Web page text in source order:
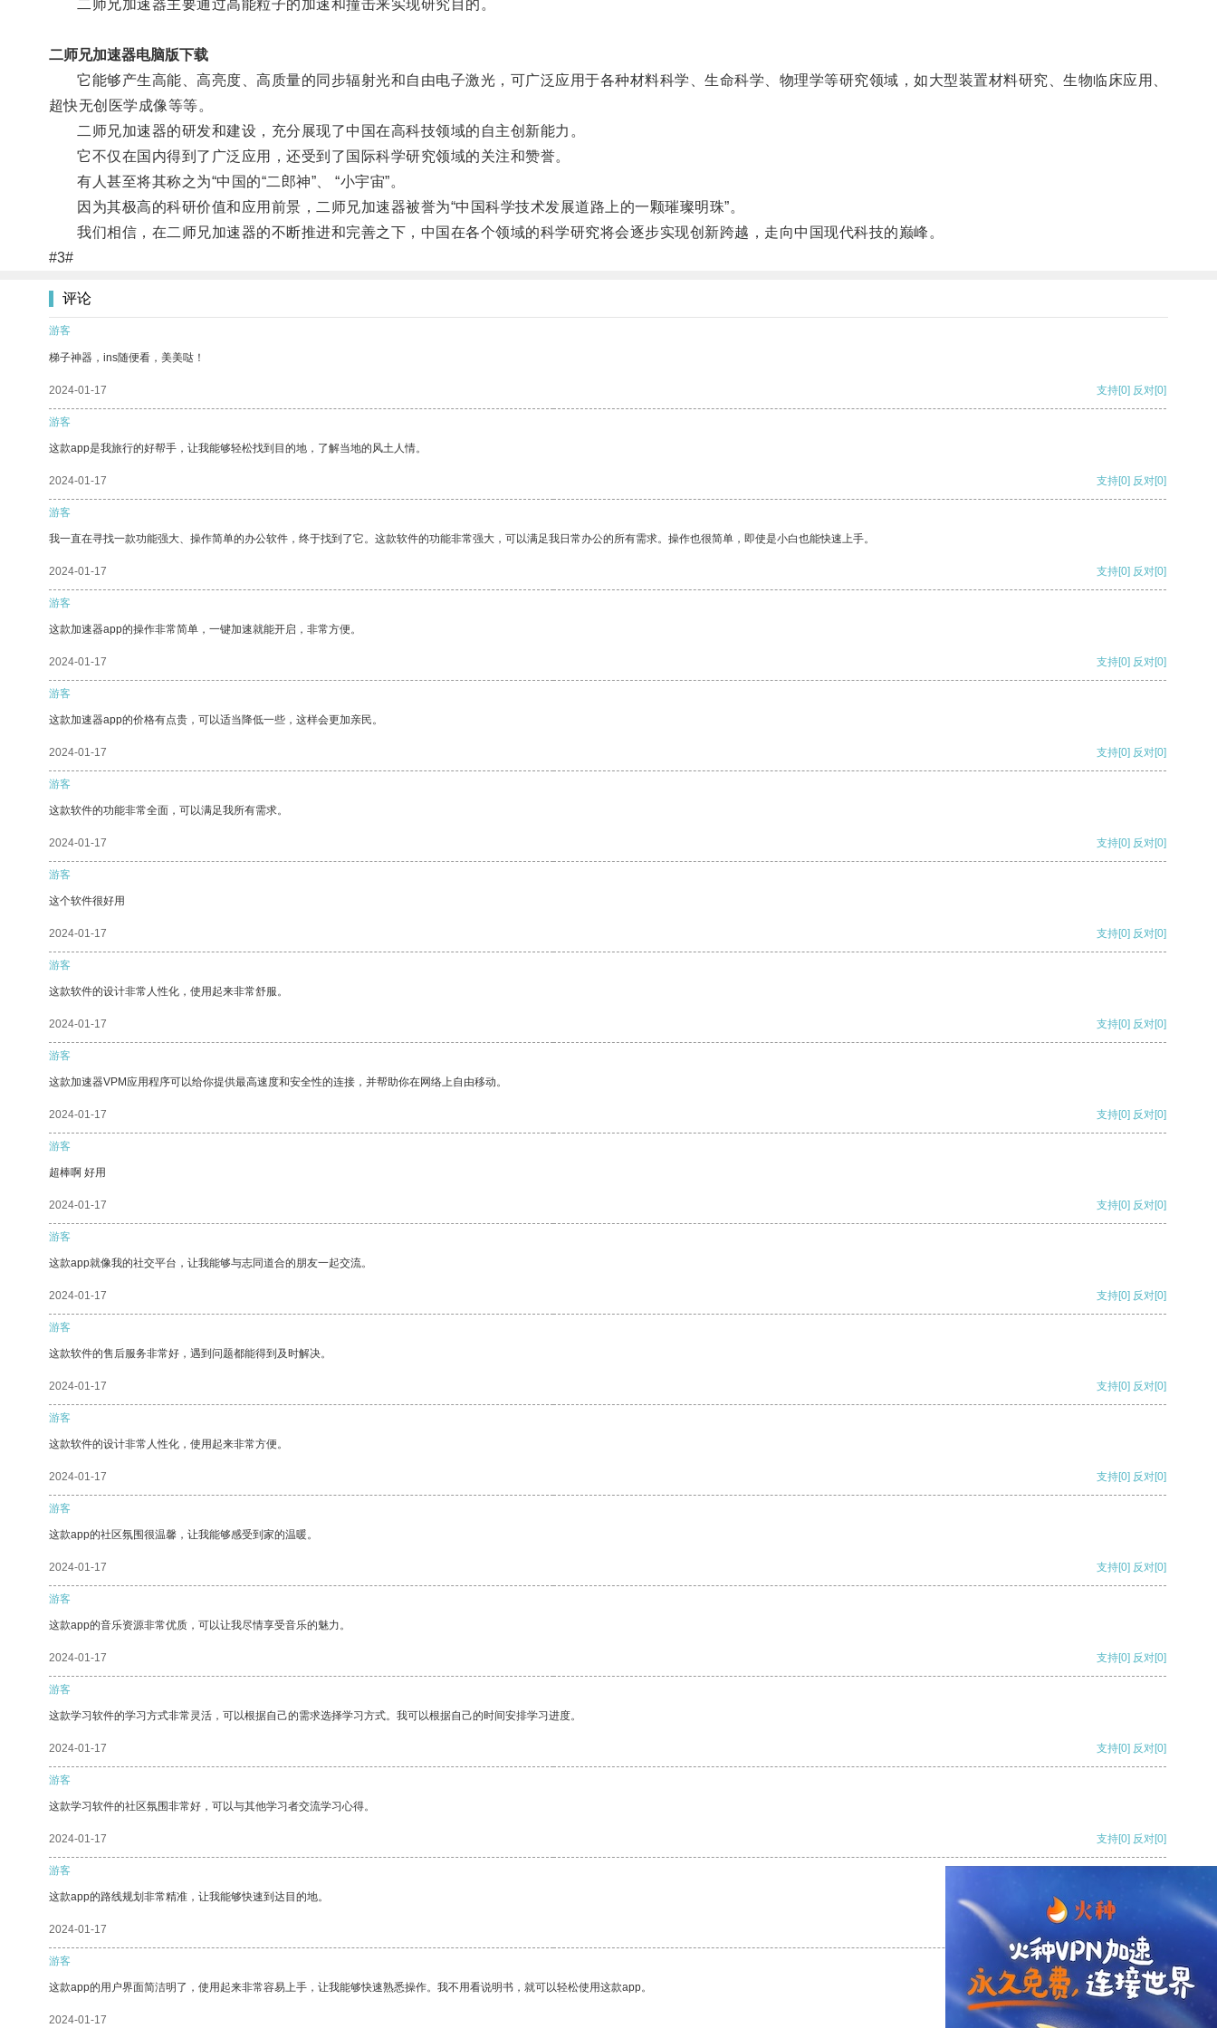
二师兄加速器主要通过高能粒子的加速和撞击来实现研究目的。
二师兄加速器电脑版下载
它能够产生高能、高亮度、高质量的同步辐射光和自由电子激光，可广泛应用于各种材料科学、生命科学、物理学等研究领域，如大型装置材料研究、生物临床应用、
超快无创医学成像等等。
二师兄加速器的研发和建设，充分展现了中国在高科技领域的自主创新能力。
它不仅在国内得到了广泛应用，还受到了国际科学研究领域的关注和赞誉。
有人甚至将其称之为“中国的“二郎神”、 “小宇宙”。
因为其极高的科研价值和应用前景，二师兄加速器被誉为“中国科学技术发展道路上的一颗璀璨明珠”。
我们相信，在二师兄加速器的不断推进和完善之下，中国在各个领域的科学研究将会逐步实现创新跨越，走向中国现代科技的巅峰。
#3#
评论
游客
梯子神器，ins随便看，美美哒！
2024-01-17 支持[0] 反对[0]
游客
这款app是我旅行的好帮手，让我能够轻松找到目的地，了解当地的风土人情。
2024-01-17 支持[0] 反对[0]
游客
我一直在寻找一款功能强大、操作简单的办公软件，终于找到了它。这款软件的功能非常强大，可以满足我日常办公的所有需求。操作也很简单，即使是小白也能快速上手。
2024-01-17 支持[0] 反对[0]
游客
这款加速器app的操作非常简单，一键加速就能开启，非常方便。
2024-01-17 支持[0] 反对[0]
游客
这款加速器app的价格有点贵，可以适当降低一些，这样会更加亲民。
2024-01-17 支持[0] 反对[0]
游客
这款软件的功能非常全面，可以满足我所有需求。
2024-01-17 支持[0] 反对[0]
游客
这个软件很好用
2024-01-17 支持[0] 反对[0]
游客
这款软件的设计非常人性化，使用起来非常舒服。
2024-01-17 支持[0] 反对[0]
游客
这款加速器VPM应用程序可以给你提供最高速度和安全性的连接，并帮助你在网络上自由移动。
2024-01-17 支持[0] 反对[0]
游客
超棒啊 好用
2024-01-17 支持[0] 反对[0]
游客
这款app就像我的社交平台，让我能够与志同道合的朋友一起交流。
2024-01-17 支持[0] 反对[0]
游客
这款软件的售后服务非常好，遇到问题都能得到及时解决。
2024-01-17 支持[0] 反对[0]
游客
这款软件的设计非常人性化，使用起来非常方便。
2024-01-17 支持[0] 反对[0]
游客
这款app的社区氛围很温馨，让我能够感受到家的温暖。
2024-01-17 支持[0] 反对[0]
游客
这款app的音乐资源非常优质，可以让我尽情享受音乐的魅力。
2024-01-17 支持[0] 反对[0]
游客
这款学习软件的学习方式非常灵活，可以根据自己的需求选择学习方式。我可以根据自己的时间安排学习进度。
2024-01-17 支持[0] 反对[0]
游客
这款学习软件的社区氛围非常好，可以与其他学习者交流学习心得。
2024-01-17 支持[0] 反对[0]
游客
这款app的路线规划非常精准，让我能够快速到达目的地。
2024-01-17
游客
这款app的用户界面简洁明了，使用起来非常容易上手，让我能够快速熟悉操作。我不用看说明书，就可以轻松使用这款app。
2024-01-17 反对